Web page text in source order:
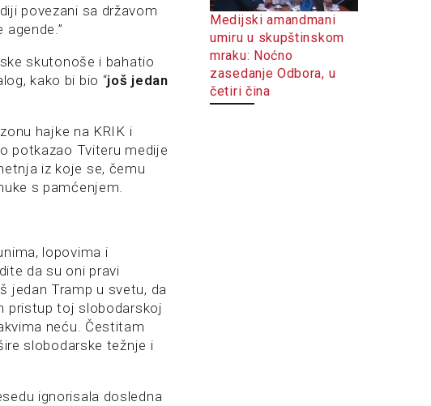
povezani sa državom
skutonoše i bahatio
kako bi bio “još jedan
hajke na KRIK i
potkazao Tviteru medije
iz koje se, čemu
s pamćenjem.
lopovima i
da su oni pravi
jedan Tramp u svetu, da
pristup toj slobodarskoj
neću. Čestitam
slobodarske težnje i
ignorisala dosledna
Medijski amandmani
umiru u skupštinskom
mraku: Noćno
zasedanje Odbora, u
četiri čina